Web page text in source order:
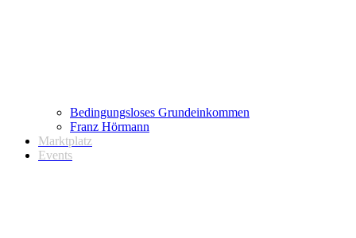
Bedingungsloses Grundeinkommen
Franz Hörmann
Marktplatz
Events